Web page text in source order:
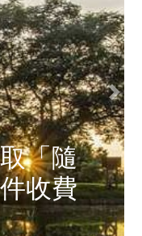
「隨
收費